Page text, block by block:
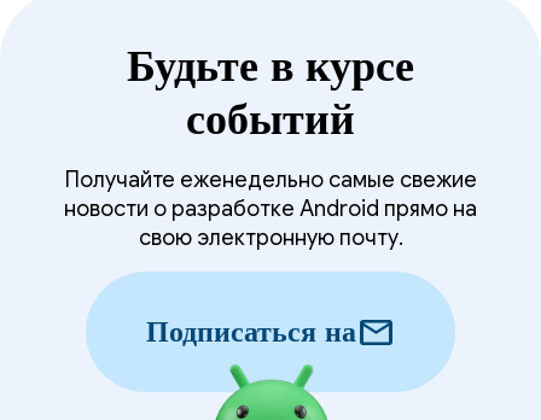
Будьте в курсе
событий
Получайте еженедельно самые свежие
новости о разработке Android прямо на
свою электронную почту.
Подписаться наmail